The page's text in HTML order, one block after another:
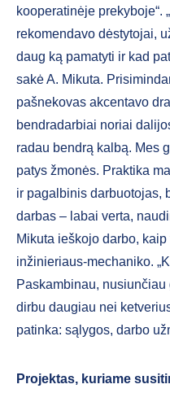
kooperatinėje prekyboje“.
rekomendavo dėstytojai,
daug ką pamatyti ir kad
sakė A. Mikuta.
pašnekovas akcentavo
bendradarbiai noriai
radau bendrą kalbą. Mes
patys žmonės. Praktika
ir pagalbinis darbuotojas,
darbas – labai verta,
Mikuta ieškojo darbo,
inžinieriaus-mechaniko.
Paskambinau,
dirbu daugiau nei
patinka: sąlygos, darbo
Projektas, kuriame